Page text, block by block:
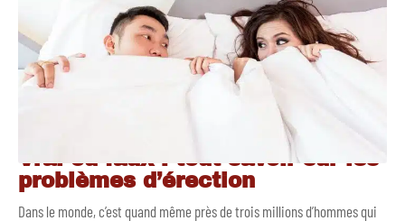
Vrai ou faux : tout savoir sur les
problèmes d’érection
Dans le monde, c’est quand même près de trois millions d’hommes qui